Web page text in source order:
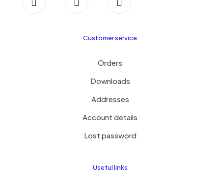
Customer service
Orders
Downloads
Addresses
Account details
Lost password
Useful links